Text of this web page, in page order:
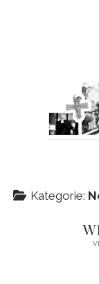
Kategorie: